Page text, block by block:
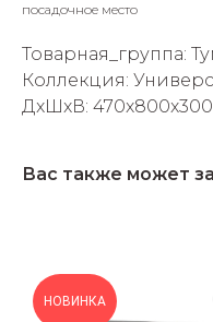
посадочное место
Товарная_группа:
Коллекция:
ДxШxВ:
Вас также может
НОВИНКА